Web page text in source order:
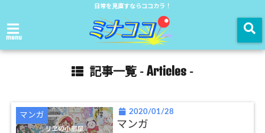
日常を見直すならココカラ！
menu
記事一覧 - Articles -
マンガ 2020/01/28
マンガ